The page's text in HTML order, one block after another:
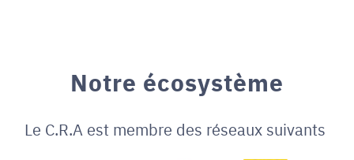
Notre écosystème
Le C.R.A est membre des réseaux suivants